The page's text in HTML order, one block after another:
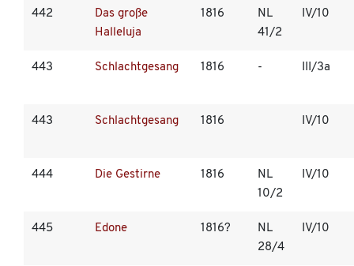
442
Das große
Halleluja
1816
NL
41/2
IV/10
443 Schlachtgesang 1816 - III/3a
443 Schlachtgesang 1816 IV/10
444 Die Gestirne 1816
NL
10/2
IV/10
445 Edone 1816?
NL
28/4
IV/10